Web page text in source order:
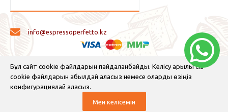
Бұл сайт cookie файлдарын пайдаланбайды. Келісу арқылы сіз
cookie файлдарын қабылдай аласыз немесе оларды өзіңіз
конфигурациялай аласыз.
Мен келісемін
info@espressoperfetto.kz
© 2026 Espresso Perfetto — кофе жабдықтары және кофе